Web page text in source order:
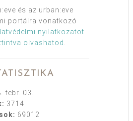
és az urban:eve
portálra vonatkozó
nyilatkozatot
olvashatod .
febr. 03.
3714
69012